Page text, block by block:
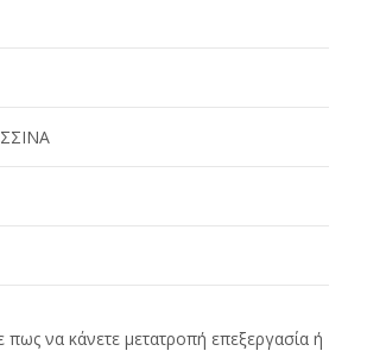
πως να κάνετε μετατροπή επεξεργασία ή